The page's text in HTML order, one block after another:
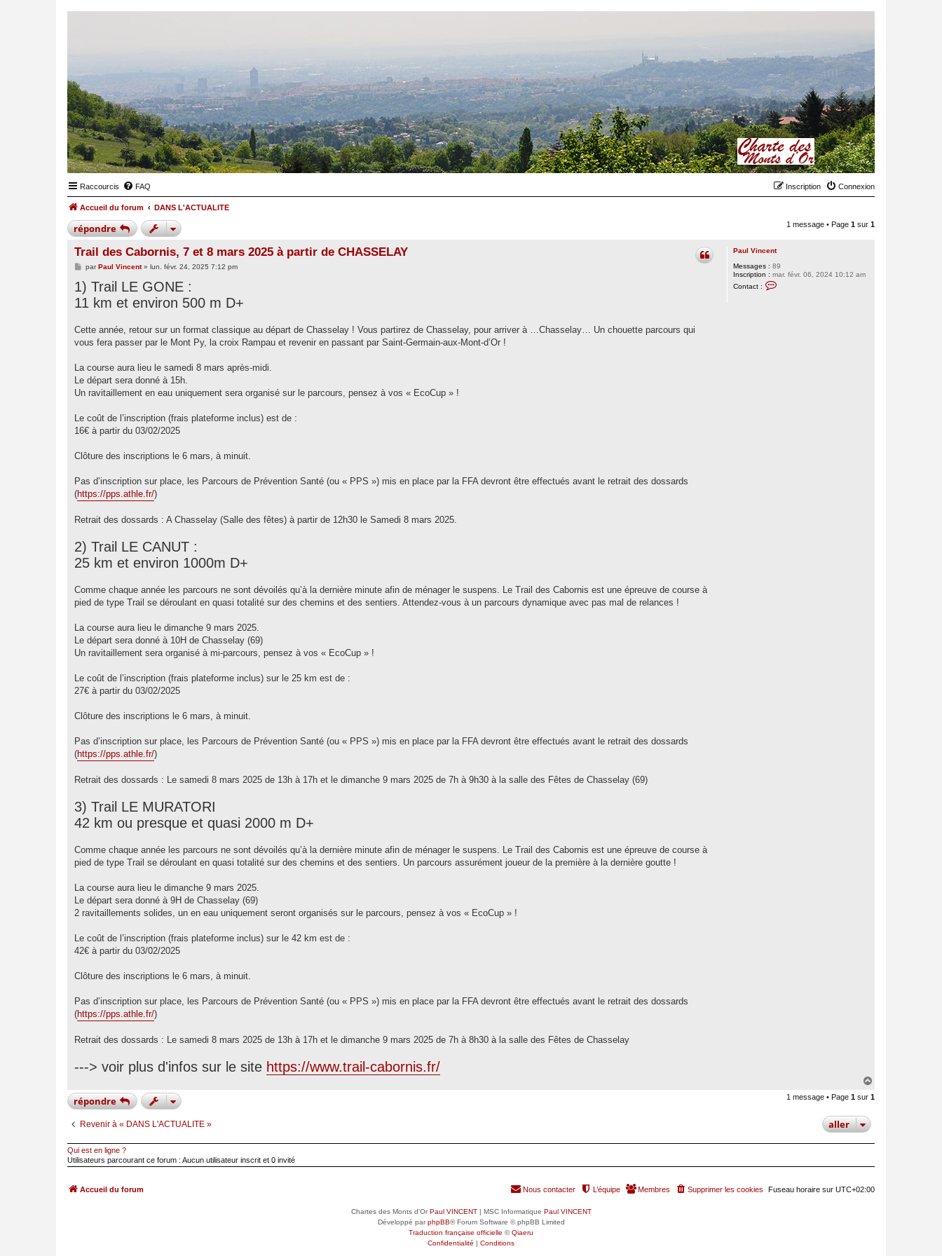
Raccourcis FAQ Connexion
Inscription
Accueil du forum DANS L'ACTUALITE
répondre 1 message • Page 1 sur 1
Paul Vincent
Messages : 89
Inscription : mar. févr. 06, 2024 10:12 am
Contact :
Trail des Cabornis, 7 et 8 mars 2025 à partir de CHASSELAY
M
s
s
a
g
parPaul Vincent» lun. févr. 24, 2025 7:12 pm
1) Trail LE GONE :
11 km et environ 500 m D+
Cette année, retour sur un format classique au départ de Chasselay ! Vous partirez de Chasselay, pour arriver à …Chasselay… Un chouette parcours qui
vous fera passer par le Mont Py, la croix Rampau et revenir en passant par Saint-Germain-aux-Mont-d’Or !
La course aura lieu le samedi 8 mars après-midi.
Le départ sera donné à 15h.
Un ravitaillement en eau uniquement sera organisé sur le parcours, pensez à vos « EcoCup » !
Le coût de l’inscription (frais plateforme inclus) est de :
16€ à partir du 03/02/2025
Clôture des inscriptions le 6 mars, à minuit.
Pas d’inscription sur place, les Parcours de Prévention Santé (ou « PPS ») mis en place par la FFA devront être effectués avant le retrait des dossards
(https://pps.athle.fr/)
Retrait des dossards : A Chasselay (Salle des fêtes) à partir de 12h30 le Samedi 8 mars 2025.
2) Trail LE CANUT :
25 km et environ 1000m D+
Comme chaque année les parcours ne sont dévoilés qu’à la dernière minute afin de ménager le suspens. Le Trail des Cabornis est une épreuve de course à
pied de type Trail se déroulant en quasi totalité sur des chemins et des sentiers. Attendez-vous à un parcours dynamique avec pas mal de relances !
La course aura lieu le dimanche 9 mars 2025.
Le départ sera donné à 10H de Chasselay (69)
Un ravitaillement sera organisé à mi-parcours, pensez à vos « EcoCup » !
Le coût de l’inscription (frais plateforme inclus) sur le 25 km est de :
27€ à partir du 03/02/2025
Clôture des inscriptions le 6 mars, à minuit.
Pas d’inscription sur place, les Parcours de Prévention Santé (ou « PPS ») mis en place par la FFA devront être effectués avant le retrait des dossards
(https://pps.athle.fr/)
Retrait des dossards : Le samedi 8 mars 2025 de 13h à 17h et le dimanche 9 mars 2025 de 7h à 9h30 à la salle des Fêtes de Chasselay (69)
3) Trail LE MURATORI
42 km ou presque et quasi 2000 m D+
Comme chaque année les parcours ne sont dévoilés qu’à la dernière minute afin de ménager le suspens. Le Trail des Cabornis est une épreuve de course à
pied de type Trail se déroulant en quasi totalité sur des chemins et des sentiers. Un parcours assurément joueur de la première à la dernière goutte !
La course aura lieu le dimanche 9 mars 2025.
Le départ sera donné à 9H de Chasselay (69)
2 ravitaillements solides, un en eau uniquement seront organisés sur le parcours, pensez à vos « EcoCup » !
Le coût de l’inscription (frais plateforme inclus) sur le 42 km est de :
42€ à partir du 03/02/2025
Clôture des inscriptions le 6 mars, à minuit.
Pas d’inscription sur place, les Parcours de Prévention Santé (ou « PPS ») mis en place par la FFA devront être effectués avant le retrait des dossards
(https://pps.athle.fr/)
Retrait des dossards : Le samedi 8 mars 2025 de 13h à 17h et le dimanche 9 mars 2025 de 7h à 8h30 à la salle des Fêtes de Chasselay
---> voir plus d'infos sur le site https://www.trail-cabornis.fr/
u
répondre 1 message • Page 1 sur 1
Revenir à « DANS L'ACTUALITE » aller
Qui est en ligne ?
Utilisateurs parcourant ce forum : Aucun utilisateur inscrit et 0 invité
Accueil du forum Fuseau horaire sur UTC+02:00
Supprimer les cookies
Membres
L’équipe
Nous contacter
Chartes des Monts d'OrPaul VINCENT| MSC Informatique Paul VINCENT
Développé parphpBB® Forum Software © phpBB Limited
Traduction française officielle ©Qiaeru
Confidentialité | Conditions